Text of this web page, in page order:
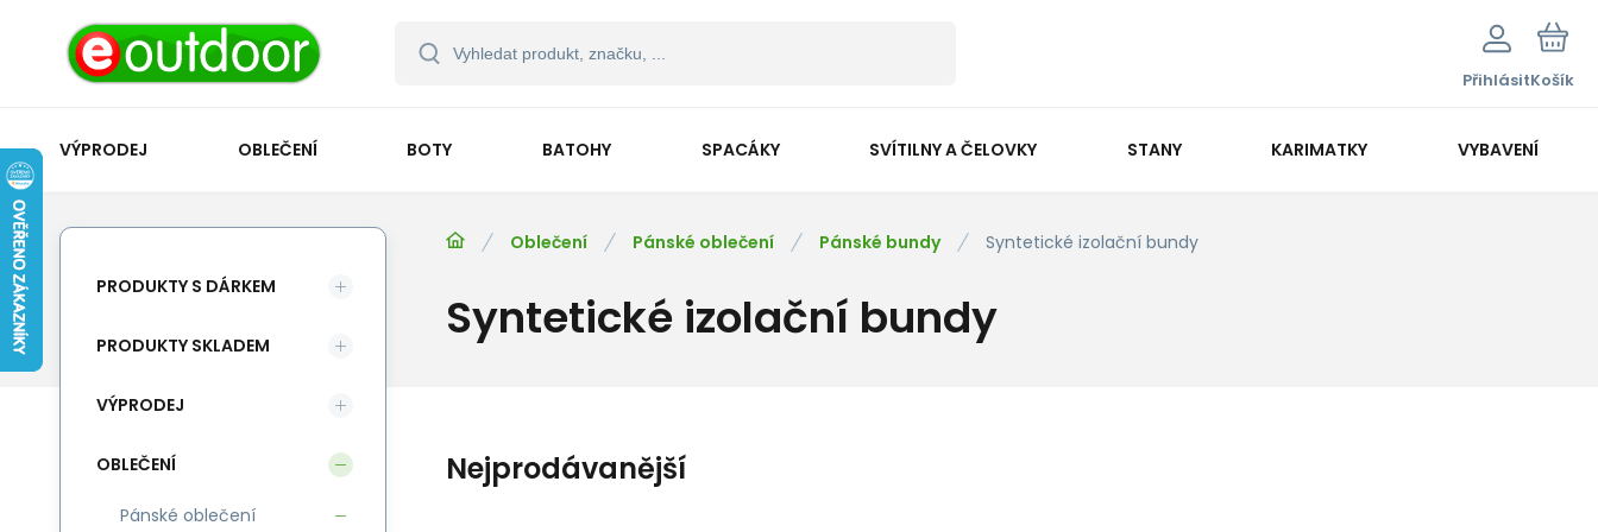
PřihlásitKošík
VÝPRODEJ OBLEČENÍ BOTY BATOHY SPACÁKY SVÍTILNY A ČELOVKY STANY KARIMATKY VYBAVENÍ
Oblečení Pánské oblečení Pánské bundy Syntetické izolační bundy
Syntetické izolační bundy
Nejprodávanější
PRODUKTY S DÁRKEM
PRODUKTY SKLADEM
VÝPRODEJ
OBLEČENÍ
Pánské oblečení